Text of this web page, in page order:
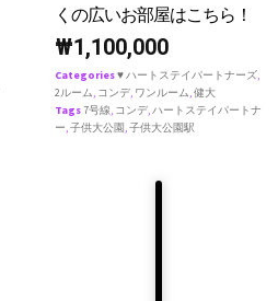
くの広いお部屋はこちら！
₩1,100,000
Categories♥ ハートステイパートナーズ,
2ルーム, コンデ, ワンルーム,健大
Tags7号線, コンデ,ハートステイパートナ
ー,子供大公園 ,子供大公園駅